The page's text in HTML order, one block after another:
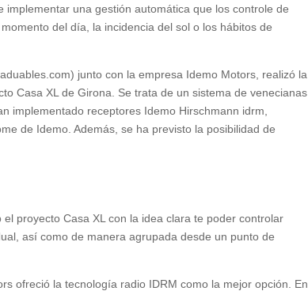
implementar una gestión automática que los controle de
del día
la incidencia del sol o los hábitos de
) junto con la empresa Idemo Motors realizó la
Casa XL de Girona
Se trata de un sistema de venecianas
implementado receptores Idemo Hirschmann idrm
de Idemo .Además ,se ha previsto la posibilidad de
el proyecto Casa XL con la idea clara te poder controlar
,así como de manera agrupada desde un punto de
ofreció la tecnología radio IDRM como la mejor opción
En